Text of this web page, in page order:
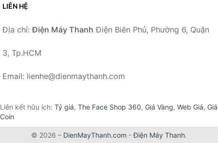
LIÊN HỆ
Địa chỉ:Điện Máy Thanh Điện Biên Phủ, Phường 6, Quận
3, Tp.HCM
Email: lienhe@dienmaythanh.com
Liên kết hữu ích: Tỷ giá, The Face Shop 360, Giá Vàng, Web Giá, Giá
Coin
© 2026 – DienMayThanh.com -Điện Máy Thanh.